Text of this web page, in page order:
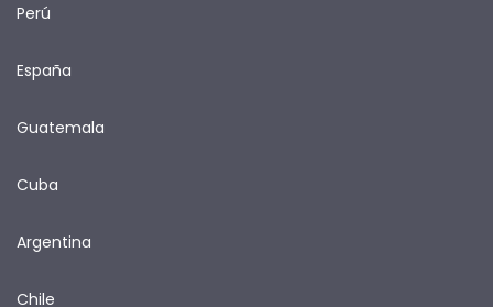
Perú
España
Guatemala
Cuba
Argentina
Chile